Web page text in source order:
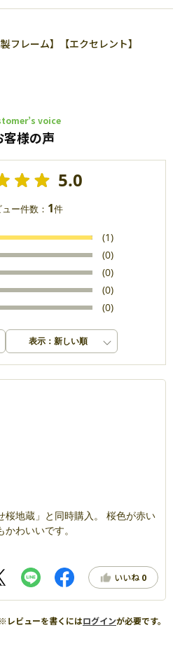
フレーム】【エクセレント】
voice
客様の声
5.0
ー件数： 1件
(1)
(0)
(0)
(0)
(0)
表示：新しい順
」と同時購入。 桜色が赤い
わいいです。
いいね 0
※レビューを書くにはログインが必要です。